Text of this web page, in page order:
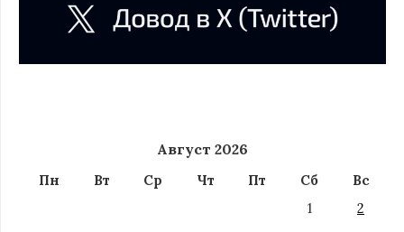
Август 2026
Пн Вт Ср Чт Пт Сб
Вс
1
2